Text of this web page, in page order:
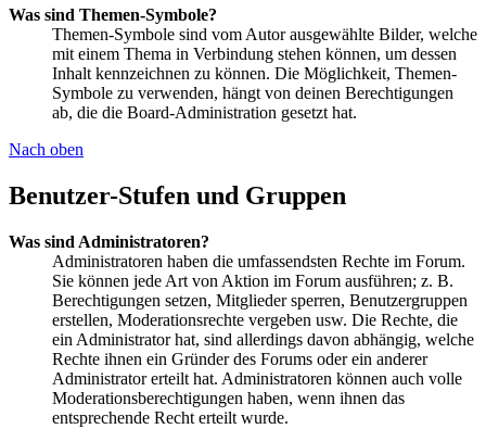
Was sind Themen-Symbole?
Themen-Symbole sind vom Autor ausgewählte Bilder, welche
mit einem Thema in Verbindung stehen können, um dessen
Inhalt kennzeichnen zu können. Die Möglichkeit, Themen-
Symbole zu verwenden, hängt von deinen Berechtigungen
ab, die die Board-Administration gesetzt hat.
Nach oben
Benutzer-Stufen und Gruppen
Was sind Administratoren?
Administratoren haben die umfassendsten Rechte im Forum.
Sie können jede Art von Aktion im Forum ausführen; z. B.
Berechtigungen setzen, Mitglieder sperren, Benutzergruppen
erstellen, Moderationsrechte vergeben usw. Die Rechte, die
ein Administrator hat, sind allerdings davon abhängig, welche
Rechte ihnen ein Gründer des Forums oder ein anderer
Administrator erteilt hat. Administratoren können auch volle
Moderationsberechtigungen haben, wenn ihnen das
entsprechende Recht erteilt wurde.